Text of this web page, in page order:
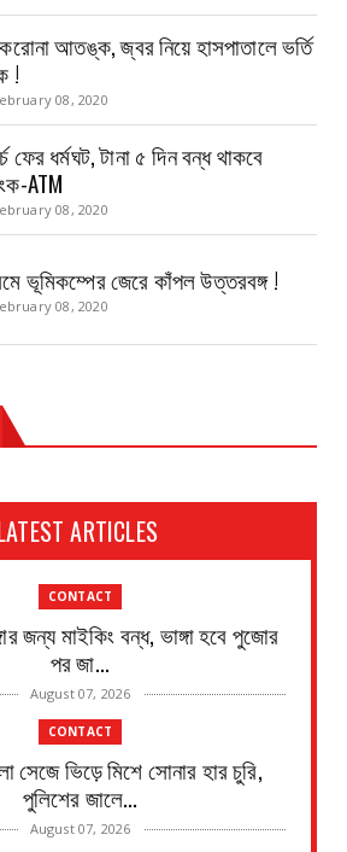
করোনা আতঙ্ক, জ্বর নিয়ে হাসপাতালে ভর্তি
!
08, 2020
ফের ধর্মঘট, টানা ৫ দিন বন্ধ থাকবে
ATM
08, 2020
ভূমিকম্পের জেরে কাঁপল উত্তরবঙ্গ !
08, 2020
ARTICLES
CONTACT
জন্য মাইকিং বন্ধ, ভাঙ্গা হবে পুজোর
পর জা...
August 07, 2026
CONTACT
সেজে ভিড়ে মিশে সোনার হার চুরি,
পুলিশের জালে...
August 07, 2026